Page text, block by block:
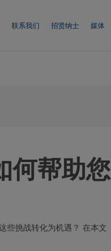
联系我们 招贤纳士 媒体
何帮助您
些挑战转化为机遇？ 在本文